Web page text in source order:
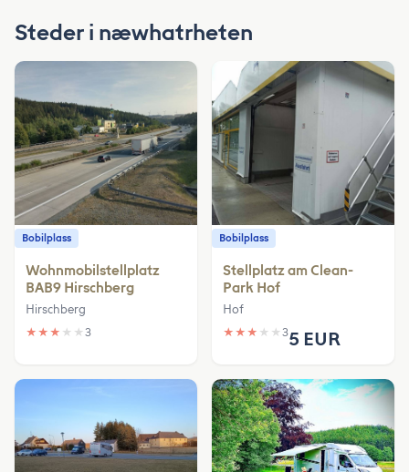
Steder i næwhatrheten
Bobilplass
Wohnmobilstellplatz
BAB9 Hirschberg
Hirschberg
★ ★ ★ ★ ★ 3
Bobilplass
Stellplatz am Clean-
Park Hof
Hof
★ ★ ★ ★ ★ 35 EUR